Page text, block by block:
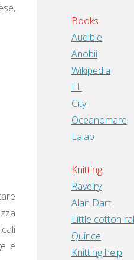
e
Books
Audible
Anobii
Wikipedia
LL
City
Oceanomare
Lalab
Knitting
Ravelry
Alan Dart
Little cotton
Quince
Knitting help